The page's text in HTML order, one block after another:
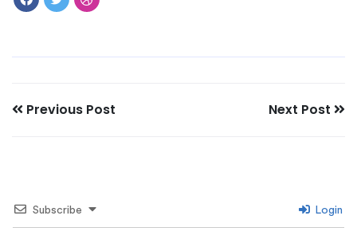
Previous Post Next Post
Subscribe Login